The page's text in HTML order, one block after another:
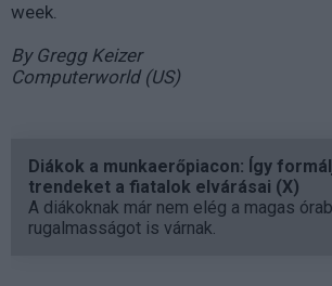
week.
By Gregg Keizer
Computerworld (US)
Diákok a munkaerőpiacon: Így
trendeket a fiatalok elvárásai (X)
A diákoknak már nem elég a magas
rugalmasságot is várnak.